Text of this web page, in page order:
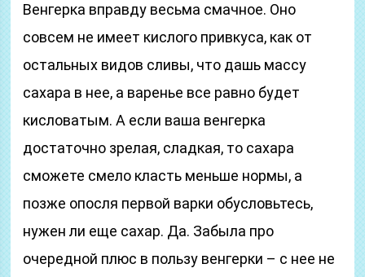
Венгерка вправду весьма смачное. Оно
совсем не имеет кислого привкуса, как от
остальных видов сливы, что дашь массу
сахара в нее, а варенье все равно будет
кисловатым. А если ваша венгерка
достаточно зрелая, сладкая, то сахара
сможете смело класть меньше нормы, а
позже опосля первой варки обусловьтесь,
нужен ли еще сахар. Да. Забыла про
очередной плюс в пользу венгерки – с нее не